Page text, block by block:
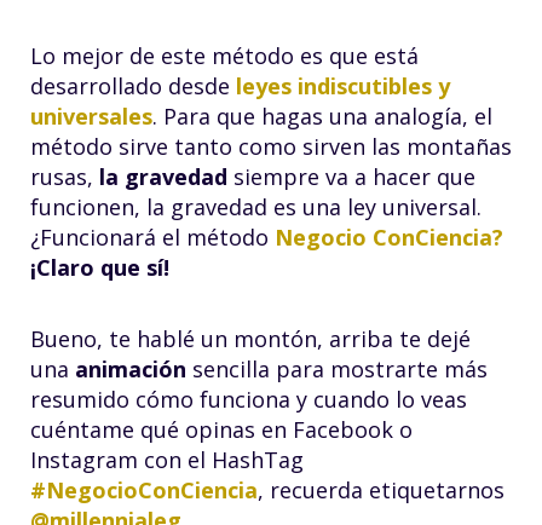
Lo mejor de este método es que está
desarrollado desde leyes indiscutibles y
universales. Para que hagas una analogía, el
método sirve tanto como sirven las montañas
rusas, la gravedad siempre va a hacer que
funcionen, la gravedad es una ley universal.
¿Funcionará el método Negocio ConCiencia?
¡Claro que sí!
Bueno, te hablé un montón, arriba te dejé
una animación sencilla para mostrarte más
resumido cómo funciona y cuando lo veas
cuéntame qué opinas en Facebook o
Instagram con el HashTag
#NegocioConCiencia, recuerda etiquetarnos